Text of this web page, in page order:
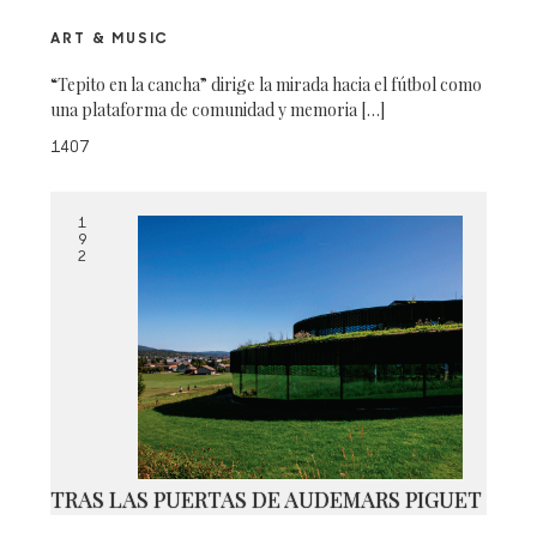
ART & MUSIC
“Tepito en la cancha” dirige la mirada hacia el fútbol como
una plataforma de comunidad y memoria […]
1407
1
9
2
TRAS LAS PUERTAS DE AUDEMARS PIGUET